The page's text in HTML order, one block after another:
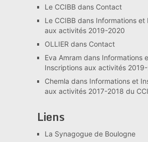
Le CCIBBdans Contact
Le CCIBBdans Informations et
aux activités 2019-2020
OLLIER dans Contact
Eva Amram dans Informations
Inscriptions aux activités
Chemla dans Informations et
aux activités 2017-2018 du
Liens
La Synagogue de Boulogne